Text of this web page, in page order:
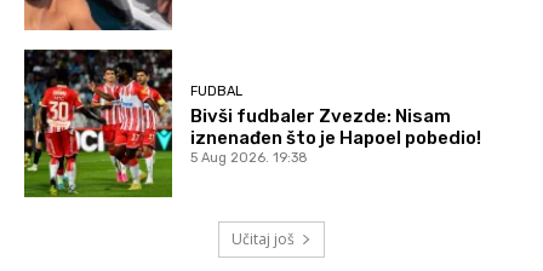
FUDBAL
Bivši fudbaler Zvezde: Nisam
iznenađen što je Hapoel pobedio!
5 Aug 2026. 19:38
Učitaj još